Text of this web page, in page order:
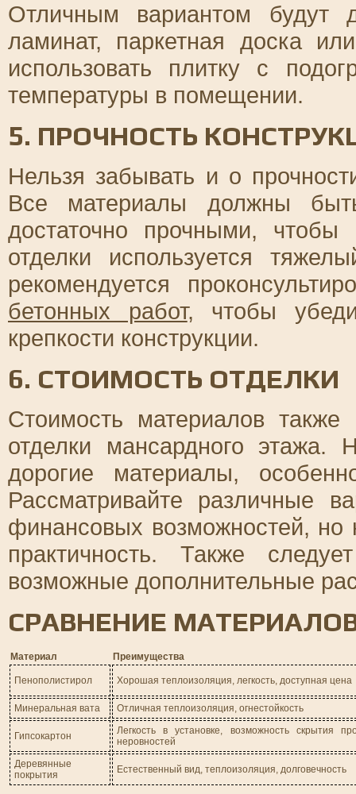
Отличным вариантом будут
ламинат, паркетная доска
использовать плитку с
температуры в помещении.
5. ПРОЧНОСТЬ
Нельзя забывать и о
Все материалы должны
достаточно прочными, чтобы
отделки используется
рекомендуется
бетонных работ, чтобы
крепкости конструкции.
6. СТОИМОСТЬ ОТДЕЛКИ
Стоимость материалов
отделки мансардного этажа.
дорогие материалы,
Рассматривайте различные
финансовых возможностей, но
практичность. Также
возможные дополнительные
СРАВНЕНИЕ
Материал Преимущества
Пенополистирол Хорошая теплоизоляция, легкость, доступная цена
Минеральная вата Отличная теплоизоляция, огнестойкость
Гипсокартон
Легкость в установке, возможность скрытия
неровностей
Деревянные
покрытия
Естественный вид, теплоизоляция, долговечность